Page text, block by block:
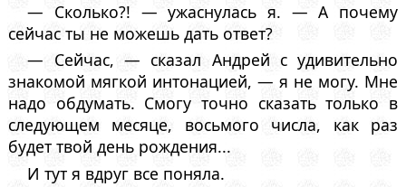
— Сколько?! — ужаснулась я. — А почему
сейчас ты не можешь дать ответ?
— Сейчас, — сказал Андрей с удивительно
знакомой мягкой интонацией, — я не могу. Мне
надо обдумать. Смогу точно сказать только в
следующем месяце, восьмого числа, как раз
будет твой день рождения...
И тут я вдруг все поняла.